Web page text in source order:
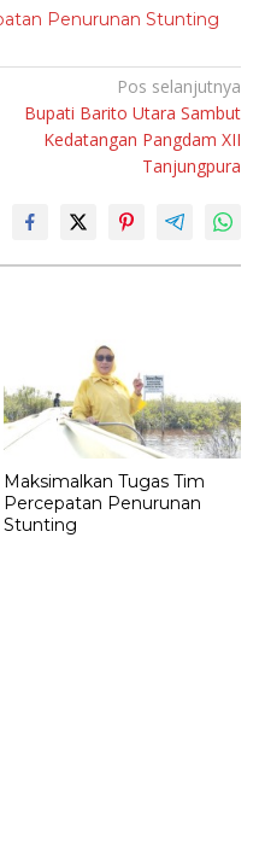
Penurunan Stunting
Pos selanjutnya
Bupati Barito Utara Sambut
Kedatangan Pangdam XII
Tanjungpura
Maksimalkan Tugas Tim
Percepatan Penurunan
Stunting